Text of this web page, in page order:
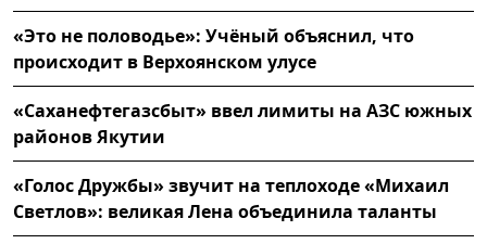
«Это не половодье»: Учёный объяснил, что
происходит в Верхоянском улусе
«Саханефтегазсбыт» ввел лимиты на АЗС южных
районов Якутии
«Голос Дружбы» звучит на теплоходе «Михаил
Светлов»: великая Лена объединила таланты